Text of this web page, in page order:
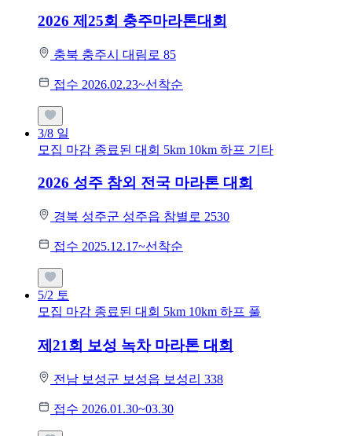
2026 제25회 충주마라톤대회
충북 충주시 대림로 85
접수 2026.02.23~선착순
3/8 일
모집 마감 종료된 대회 5km 10km 하프 기타
2026 성주 참외 전국 마라톤 대회
경북 성주군 성주읍 참별로 2530
접수 2025.12.17~선착순
5/2 토
모집 마감 종료된 대회 5km 10km 하프 풀
제21회 보성 녹차 마라톤 대회
전남 보성군 보성읍 보성리 338
접수 2026.01.30~03.30